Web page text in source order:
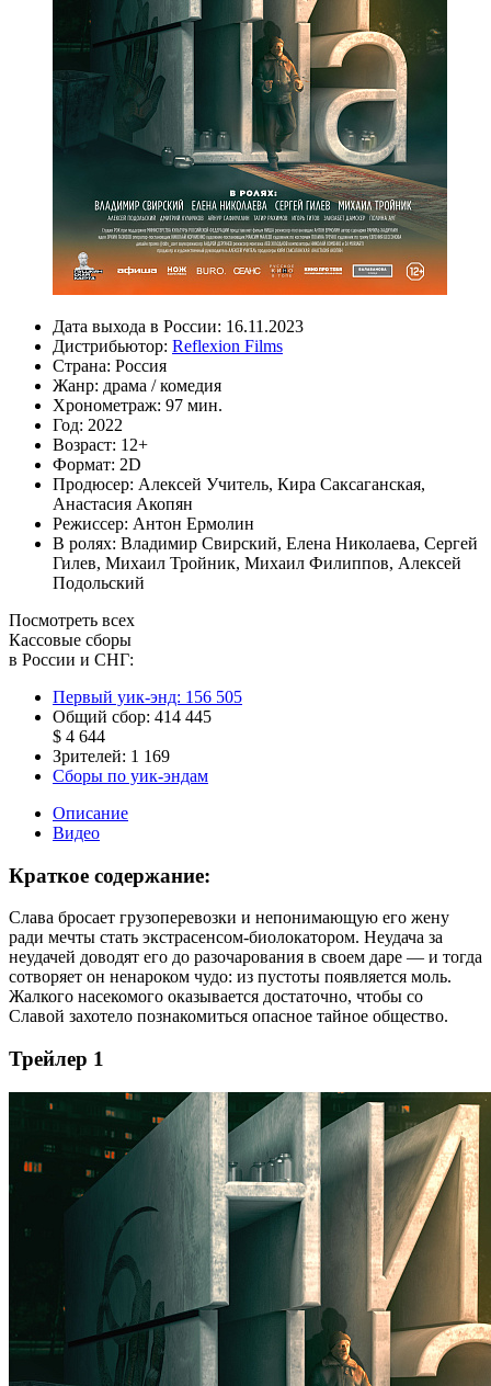
Дата выхода в России: 16.11.2023
Дистрибьютор: Reflexion Films
Страна: Россия
Жанр: драма /комедия
Хронометраж: 97 мин.
Год: 2022
Возраст: 12+
Формат: 2D
Продюсер: Алексей Учитель, Кира Саксаганская,
Анастасия Акопян
Режиссер: Антон Ермолин
В ролях: Владимир Свирский, Елена Николаева, Сергей
Гилев, Михаил Тройник, Михаил Филиппов, Алексей
Подольский
Посмотреть всех
Кассовые сборы
в России и СНГ:
Первый уик-энд: 156 505
Общий сбор: 414 445
$ 4 644
Зрителей: 1 169
Сборы по уик-эндам
Описание
Видео
Краткое содержание:
Слава бросает грузоперевозки и непонимающую его жену
ради мечты стать экстрасенсом-биолокатором. Неудача за
неудачей доводят его до разочарования в своем даре — и тогда
сотворяет он ненароком чудо: из пустоты появляется моль.
Жалкого насекомого оказывается достаточно, чтобы со
Славой захотело познакомиться опасное тайное общество.
Трейлер 1